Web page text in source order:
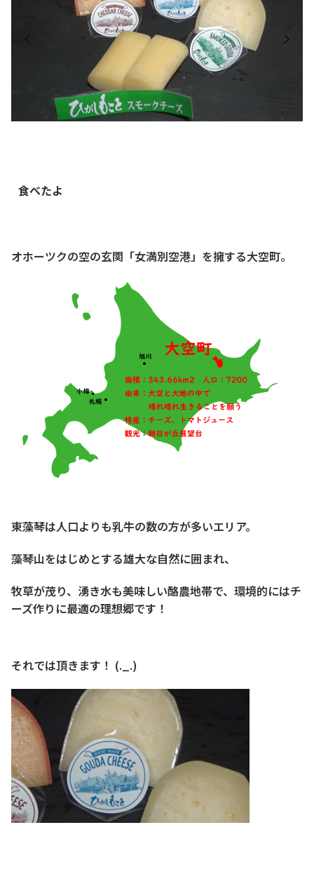
食べたよ
オホーツクの空の玄関「女満別空港」を擁する大空町。
東藻琴は人口よりも乳牛の数の方が多いエリア。
藻琴山をはじめとする雄大な自然に囲まれ、
牧草が茂り、湧き水も美味しい酪農地帯で、環境的にはチ
ーズ作りに最適の理想郷です！
それでは頂きます！ (._.)